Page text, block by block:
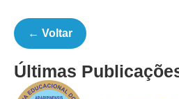
← Voltar
Últimas